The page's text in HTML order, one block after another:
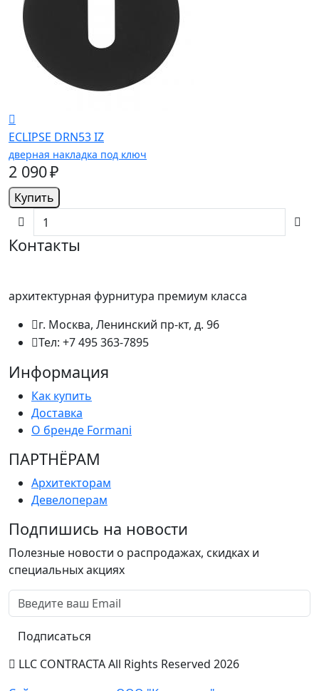
ECLIPSE DRN53 IZ
дверная накладка под ключ
2 090 ₽
Купить
Контакты
архитектурная фурнитура премиум класса
г. Москва, Ленинский пр-кт, д. 96
Тел: +7 495 363-7895
Информация
Как купить
Доставка
О бренде Formani
ПАРТНËРАМ
Архитекторам
Девелоперам
Подпишись на новости
Полезные новости о распродажах, скидках и
специальных акциях
Подписаться
LLC CONTRACTA All Rights Reserved 2026